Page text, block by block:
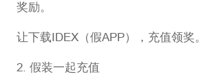
奖励。
让下载IDEX（假APP），充值领奖。
2. 假装一起充值